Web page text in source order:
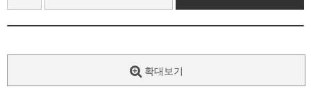
확대보기